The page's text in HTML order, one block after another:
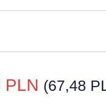
PLN (67,48